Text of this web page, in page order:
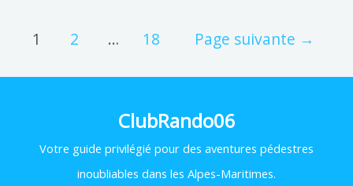
1 2 … 18 Page suivante →
ClubRando06
Votre guide privilégié pour des aventures pédestres
inoubliables dans les Alpes-Maritimes.